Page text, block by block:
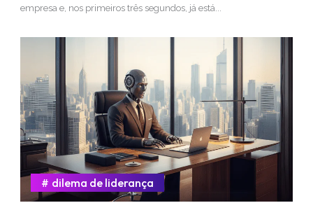
empresa e, nos primeiros três segundos, já está...
dilema de liderança